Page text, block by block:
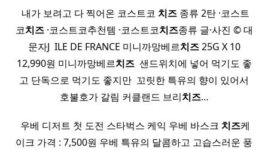
​ 내가 보려고 다 찍어온 코스트코 치즈종류 2탄 ·코스트
코치즈·코스트코추천템 ·코스트코치즈종류 글·사진 © 대
문자J ​ ILE DE FRANCE 미니까망베르치즈25G X 10
12,990원 미니까망베르치즈​ 샌드위치에 넣어 먹기도 좋
고 단독으로 먹기도 좋지만 ​ 꼬릿한 특유의 향이 있어서
호불호가 갈림 커클랜드 브리치즈…
​ 우베 디저트 첫 도전 스타벅스 케익 우베 바스크 치즈케
이크 가격 : 7,500원 우베 특유의 달콤하고 고습스러운 풍